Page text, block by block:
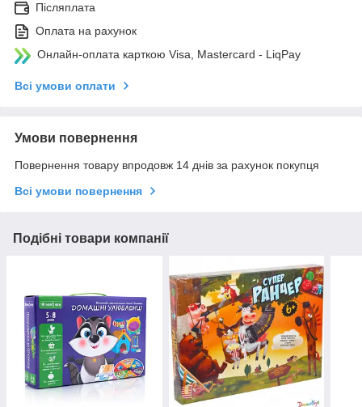
Післяплата
Оплата на рахунок
Онлайн-оплата карткою Visa, Mastercard - LiqPay
Всі умови оплати
Умови повернення
Повернення товару впродовж 14 днів за рахунок покупця
Всі умови повернення
Подібні товари компанії